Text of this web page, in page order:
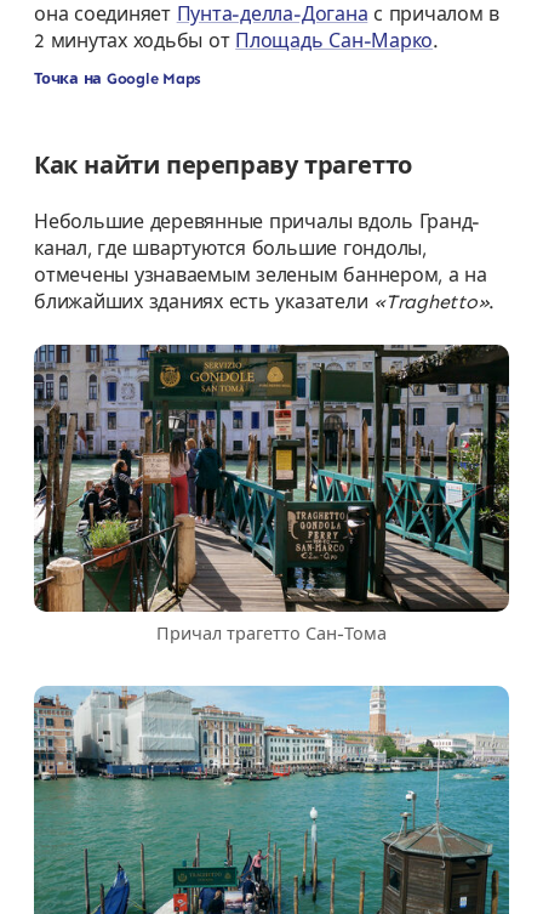
она соединяет Пунта-делла-Догана с причалом в
2 минутах ходьбы от Площадь Сан-Марко.
Точка на Google Maps
Как найти переправу трагетто
Небольшие деревянные причалы вдоль Гранд-
канал, где швартуются большие гондолы,
отмечены узнаваемым зеленым баннером, а на
ближайших зданиях есть указатели «Traghetto».
Причал трагетто Сан-Тома